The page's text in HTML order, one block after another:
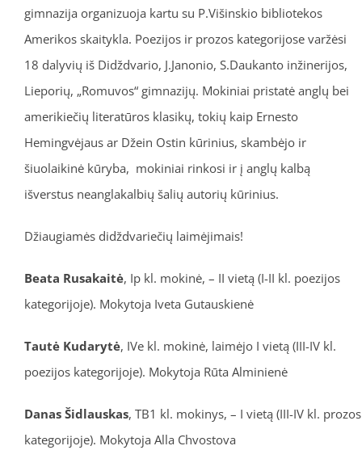
gimnazija organizuoja kartu su P.Višinskio bibliotekos
Amerikos skaitykla. Poezijos ir prozos kategorijose varžėsi
18 dalyvių iš Didždvario, J.Janonio, S.Daukanto inžinerijos,
Lieporių, „Romuvos“ gimnazijų. Mokiniai pristatė anglų bei
amerikiečių literatūros klasikų, tokių kaip Ernesto
Hemingvėjaus ar Džein Ostin kūrinius, skambėjo ir
šiuolaikinė kūryba, mokiniai rinkosi ir į anglų kalbą
išverstus neanglakalbių šalių autorių kūrinius.
Džiaugiamės didždvariečių laimėjimais!
Beata Rusakaitė, Ip kl. mokinė, – II vietą (I-II kl. poezijos
kategorijoje). Mokytoja Iveta Gutauskienė
Tautė Kudarytė, IVe kl. mokinė, laimėjo I vietą (III-IV kl.
poezijos kategorijoje). Mokytoja Rūta Alminienė
Danas Šidlauskas, TB1 kl. mokinys, – I vietą (III-IV kl. prozos
kategorijoje). Mokytoja Alla Chvostova